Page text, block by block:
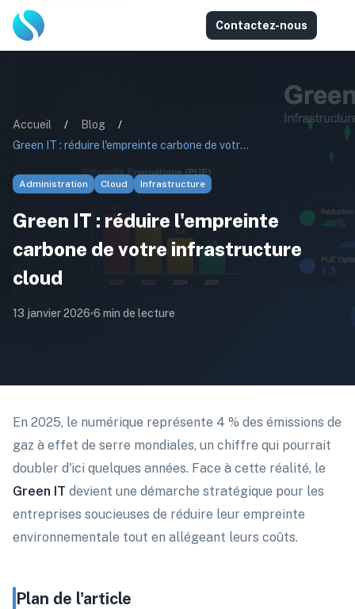
Contactez-nous
Accueil / Blog
/
Green IT : réduire l'empreinte carbone de votre infrastructure cloud
Administration Cloud Infrastructure
Green IT : réduire l'empreinte
carbone de votre infrastructure
cloud
13 janvier 2026 6 min de lecture
En 2025, le numérique représente 4 % des émissions de
gaz à effet de serre mondiales, un chiffre qui pourrait
doubler d'ici quelques années. Face à cette réalité, le
Green IT devient une démarche stratégique pour les
entreprises soucieuses de réduire leur empreinte
environnementale tout en allégeant leurs coûts.
Plan de l'article